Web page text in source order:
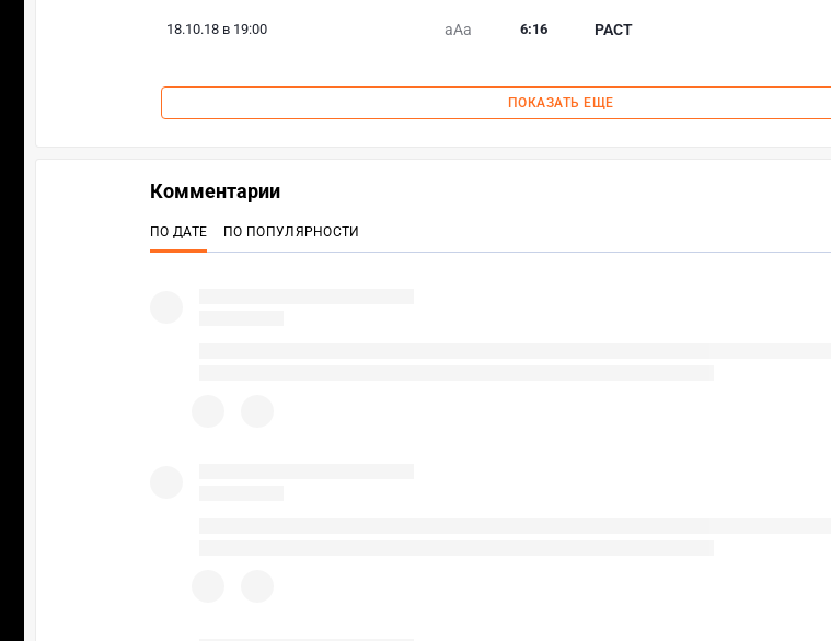
18.10.18 в 19:00 aAa PACT
6:16
ПОКАЗАТЬ ЕЩЕ
Комментарии
ПО ДАТЕ ПО ПОПУЛЯРНОСТИ